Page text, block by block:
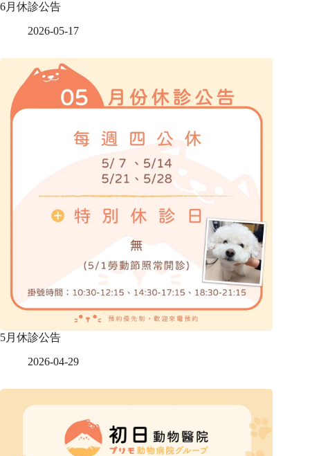
6月休診公告
2026-05-17
5月休診公告
2026-04-29